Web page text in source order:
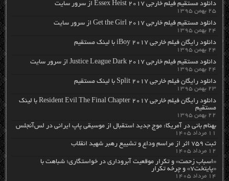
دانلود مستقیم فیلم خارجی Essex Heist 2017 از سرور سایت
۲۵ بهمن ۱۳۹۵
دانلود مستقیم فیلم خارجی Get the Girl 2017 از سرور سایت
۲۴ بهمن ۱۳۹۵
دانلود رایگان فیلم خارجی iBoy 2017 با لینک مستقیم
۲۴ بهمن ۱۳۹۵
دانلود مستقیم فیلم خارجی Justice League Dark 2017 از سرور سایت
۲۴ بهمن ۱۳۹۵
دانلود رایگان فیلم خارجی Split 2017 با لینک مستقیم
۲۳ بهمن ۱۳۹۵
دانلود رایگان فیلم خارجی Resident Evil The Final Chapter 2017 با لینک
مستقیم
۲۲ بهمن ۱۳۹۵
بهنام بانی در آمریکا: موج جدید استقبال از موسیقی پاپ ایرانی در لس‌آنجلس
۱۱ مرداد ۱۴۰۵
ثبت ۷۵۹ اثر از مراسم وداع و تشییع رهبر شهید انقلاب
۱۲ مرداد ۱۴۰۵
«اسباب زحمت» و تکرار موقعیت آبروداری در خواستگاری؛ شباهت با
«پایتخت۷» و چرخه تکرار
۱۴ مرداد ۱۴۰۵